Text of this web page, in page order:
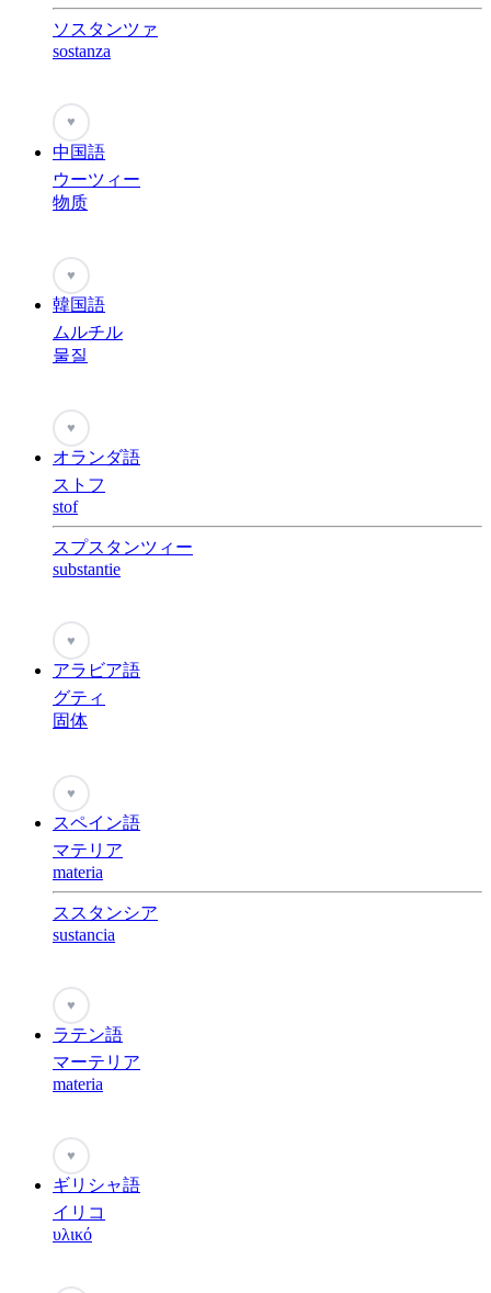
ソスタンツァ
sostanza
♥
中国語
ウーツィー
物质
♥
韓国語
ムルチル
물질
♥
オランダ語
ストフ
stof
スプスタンツィー
substantie
♥
アラビア語
グティ
固体
♥
スペイン語
マテリア
materia
ススタンシア
sustancia
♥
ラテン語
マーテリア
materia
♥
ギリシャ語
イリコ
υλικό